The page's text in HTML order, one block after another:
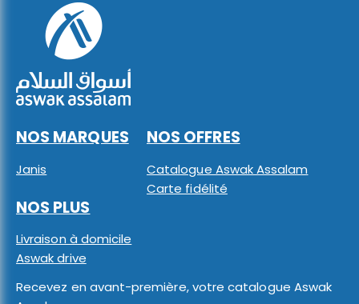
NOS MARQUES
Janis
NOS OFFRES
Catalogue Aswak Assalam
Carte fidélité
NOS PLUS
Livraison à domicile
Aswak drive
Recevez en avant-première, votre catalogue Aswak